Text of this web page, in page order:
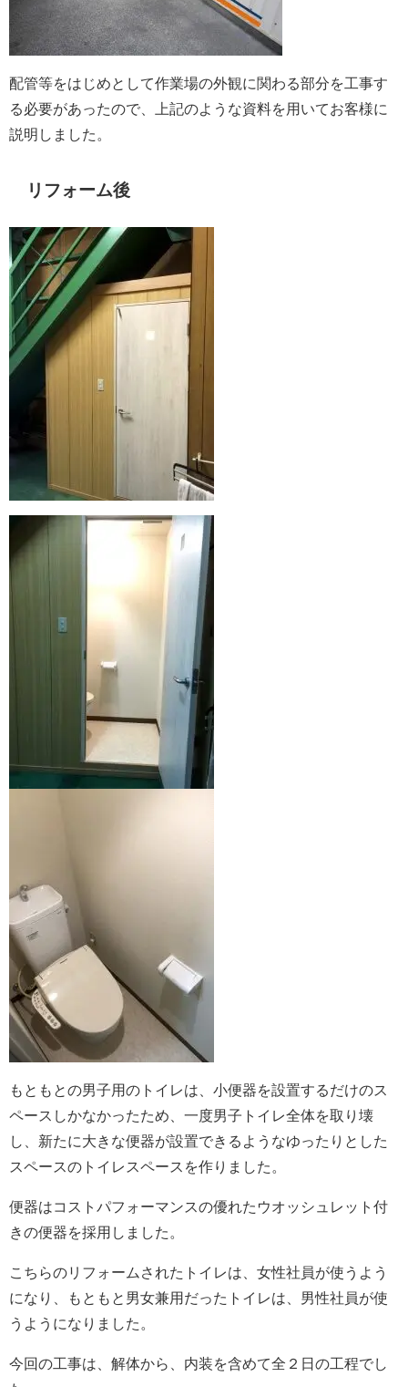
配管等をはじめとして作業場の外観に関わる部分を工事す
る必要があったので、上記のような資料を用いてお客様に
説明しました。
リフォーム後
もともとの男子用のトイレは、小便器を設置するだけのス
ペースしかなかったため、一度男子トイレ全体を取り壊
し、新たに大きな便器が設置できるようなゆったりとした
スペースのトイレスペースを作りました。
便器はコストパフォーマンスの優れたウオッシュレット付
きの便器を採用しました。
こちらのリフォームされたトイレは、女性社員が使うよう
になり、もともと男女兼用だったトイレは、男性社員が使
うようになりました。
今回の工事は、解体から、内装を含めて全２日の工程でし